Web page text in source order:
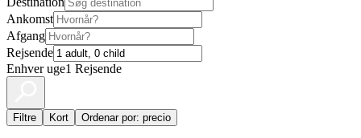
Ankomst
Afgang
Rejsende
Enhver uge1 Rejsende
Filtre Kort Ordenar por: precio